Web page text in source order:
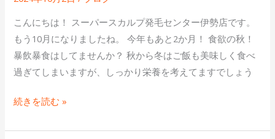
こんにちは！ スーパースカルプ発毛センター伊勢店です。
もう10月になりましたね。 今年もあと2か月！ 食欲の秋！
暴飲暴食はしてませんか？ 秋から冬はご飯も美味しく食べ
過ぎてしまいますが、しっかり栄養を考えてますでしょう
タ
ー
伊
勢
店
勢
続きを読む »